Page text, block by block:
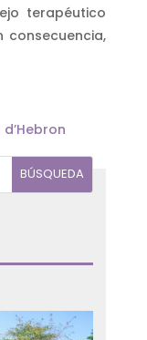
terapéutico
consecuencia,